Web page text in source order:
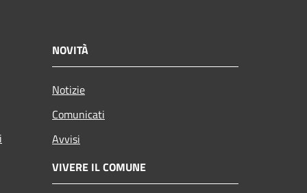
NOVITÀ
Notizie
Comunicati
Avvisi
VIVERE IL COMUNE